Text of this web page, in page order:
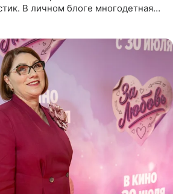
В личном блоге многодетная